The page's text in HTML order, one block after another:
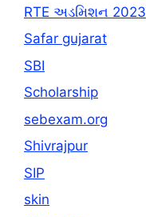
RTE અડમિશન 2023
Safar gujarat
SBI
Scholarship
sebexam.org
Shivrajpur
SIP
skin